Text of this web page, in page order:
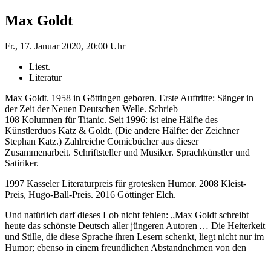
Max Goldt
Fr., 17. Januar 2020, 20:00 Uhr
Liest.
Literatur
Max Goldt. 1958 in Göttingen geboren. Erste Auftritte: Sänger in
der Zeit der Neuen Deutschen Welle. Schrieb
108 Kolumnen für Titanic. Seit 1996: ist eine Hälfte des
Künstlerduos Katz & Goldt. (Die andere Hälfte: der Zeichner
Stephan Katz.) Zahlreiche Comicbücher aus dieser
Zusammenarbeit. Schriftsteller und Musiker. Sprachkünstler und
Satiriker.
1997 Kasseler Literaturpreis für grotesken Humor. 2008 Kleist-
Preis, Hugo-Ball-Preis. 2016 Göttinger Elch.
Und natürlich darf dieses Lob nicht fehlen: „Max Goldt schreibt
heute das schönste Deutsch aller jüngeren Autoren … Die Heiterkeit
und Stille, die diese Sprache ihren Lesern schenkt, liegt nicht nur im
Humor; ebenso in einem freundlichen Abstandnehmen von den